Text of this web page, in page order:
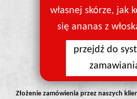
własnej skórze, jak
się ananas z
przejdź do
Złożenie zamówienia przez naszych